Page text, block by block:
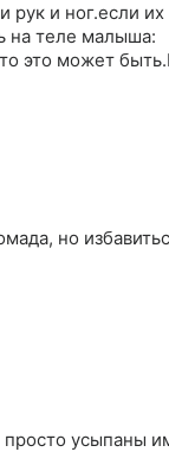
рук и ног.если их
на теле малыша:
это может
но
просто усыпаны